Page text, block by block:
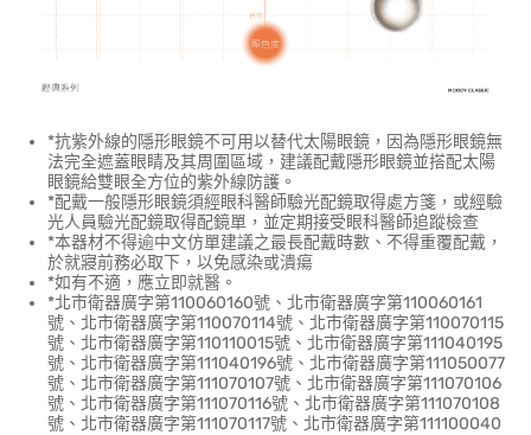
*抗紫外線的隱形眼鏡不可用以替代太陽眼鏡，因為隱形眼鏡無
法完全遮蓋眼睛及其周圍區域，建議配戴隱形眼鏡並搭配太陽
眼鏡給雙眼全方位的紫外線防護。
*配戴一般隱形眼鏡須經眼科醫師驗光配鏡取得處方箋，或經驗
光人員驗光配鏡取得配鏡單，並定期接受眼科醫師追蹤檢查
*本器材不得逾中文仿單建議之最長配戴時數、不得重覆配戴，
於就寢前務必取下，以免感染或潰瘍
*如有不適，應立即就醫。
*北市衛器廣字第110060160號、北市衛器廣字第110060161
號、北市衛器廣字第110070114號、北市衛器廣字第110070115
號、北市衛器廣字第110110015號、北市衛器廣字第111040195
號、北市衛器廣字第111040196號、北市衛器廣字第111050077
號、北市衛器廣字第111070107號、北市衛器廣字第111070106
號、北市衛器廣字第111070116號、北市衛器廣字第111070108
號、北市衛器廣字第111070117號、北市衛器廣字第111100040